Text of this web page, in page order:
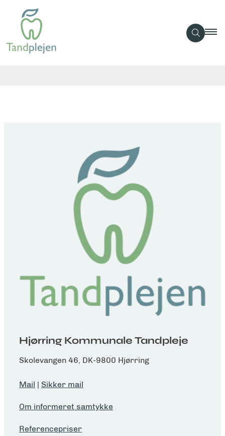
Hjørring Kommunale Tandpleje
Skolevangen 46, DK-9800 Hjørring
Mail | Sikker mail
Om informeret samtykke
Referencepriser